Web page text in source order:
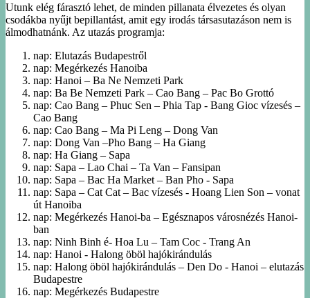
Utunk elég fárasztó lehet, de minden pillanata élvezetes és olyan
csodákba nyűjt bepillantást, amit egy irodás társasutazáson nem is
álmodhatnánk. Az utazás programja:
nap: Elutazás Budapestről
nap: Megérkezés Hanoiba
nap: Hanoi – Ba Ne Nemzeti Park
nap: Ba Be Nemzeti Park – Cao Bang – Pac Bo Grottó
nap: Cao Bang – Phuc Sen – Phia Tap - Bang Gioc vízesés –
Cao Bang
nap: Cao Bang – Ma Pi Leng – Dong Van
nap: Dong Van –Pho Bang – Ha Giang
nap: Ha Giang – Sapa
nap: Sapa – Lao Chai – Ta Van – Fansipan
nap: Sapa – Bac Ha Market – Ban Pho - Sapa
nap: Sapa – Cat Cat – Bac vízesés - Hoang Lien Son – vonat
út Hanoiba
nap: Megérkezés Hanoi-ba – Egésznapos városnézés Hanoi-
ban
nap: Ninh Binh é- Hoa Lu – Tam Coc - Trang An
nap: Hanoi - Halong öböl hajókirándulás
nap: Halong öböl hajókirándulás – Den Do - Hanoi – elutazás
Budapestre
nap: Megérkezés Budapestre